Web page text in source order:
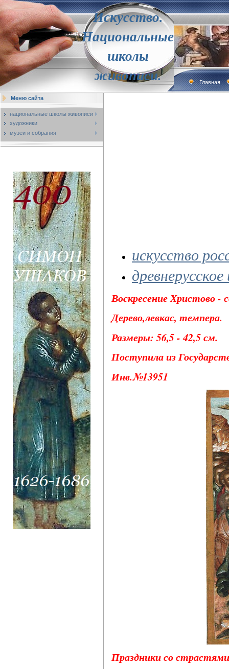
Искусство.
Национальные
школы
живописи.
Главная
Меню сайта
национальные школы живописи
художники
музеи и собрания
искусство
Воскресение Христово -
Дерево,левкас, темпера.
Размеры: 56,5 - 42,5 см.
Поступила из
Инв.№13951
Праздники со